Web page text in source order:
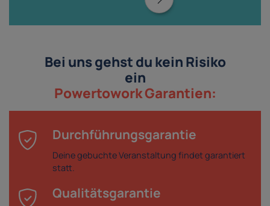
Bei uns gehst du kein Risiko
ein
Powertowork Garantien:
Durchführungsgarantie
Deine gebuchte Veranstaltung findet garantiert
statt.
Qualitätsgarantie